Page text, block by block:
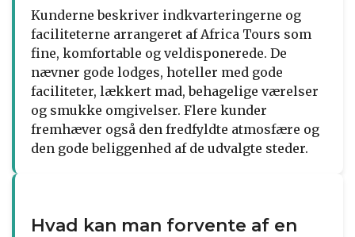
Kunderne beskriver indkvarteringerne og
faciliteterne arrangeret af Africa Tours som
fine, komfortable og veldisponerede. De
nævner gode lodges, hoteller med gode
faciliteter, lækkert mad, behagelige værelser
og smukke omgivelser. Flere kunder
fremhæver også den fredfyldte atmosfære og
den gode beliggenhed af de udvalgte steder.
Hvad kan man forvente af en